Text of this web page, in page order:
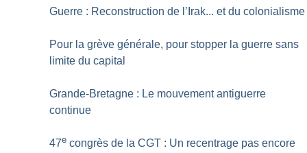
Guerre : Reconstruction de l’Irak... et du colonialisme
Pour la grève générale, pour stopper la guerre sans
limite du capital
Grande-Bretagne : Le mouvement antiguerre
continue
47e congrès de la CGT : Un recentrage pas encore